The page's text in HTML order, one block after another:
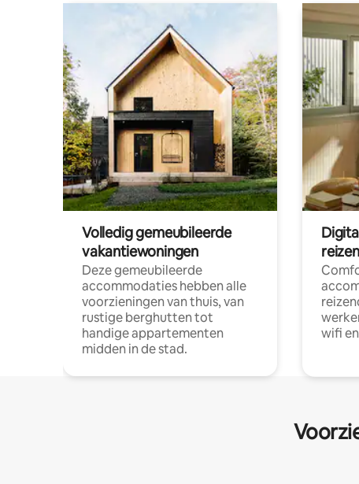
Volledig gemeubileerde
vakantiewoningen
Deze gemeubileerde
accommodaties hebben alle
voorzieningen van thuis, van
rustige berghutten tot
handige appartementen
midden in de stad.
wifi